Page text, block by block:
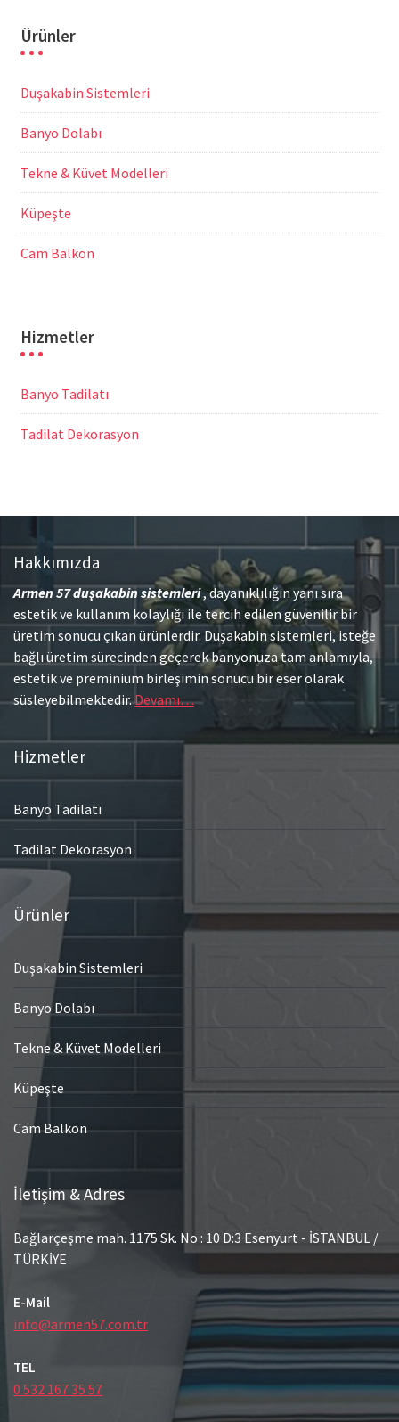
Ürünler
Duşakabin Sistemleri
Banyo Dolabı
Tekne & Küvet Modelleri
Küpeşte
Cam Balkon
Hizmetler
Banyo Tadilatı
Tadilat Dekorasyon
Hakkımızda
Armen 57duşakabin sistemleri, dayanıklılığın yanı sıra
estetik ve kullanım kolaylığı ile tercih edilen güvenilir bir
üretim sonucu çıkan ürünlerdir. Duşakabin sistemleri, isteğe
bağlı üretim sürecinden geçerek banyonuza tam anlamıyla,
estetik ve preminium birleşimin sonucu bir eser olarak
süsleyebilmektedir.Devamı…
Hizmetler
Banyo Tadilatı
Tadilat Dekorasyon
Ürünler
Duşakabin Sistemleri
Banyo Dolabı
Tekne & Küvet Modelleri
Küpeşte
Cam Balkon
İletişim & Adres
Bağlarçeşme mah. 1175 Sk. No : 10 D:3 Esenyurt - İSTANBUL /
TÜRKİYE
E-Mail
info@armen57.com.tr
TEL
0 532 167 35 57